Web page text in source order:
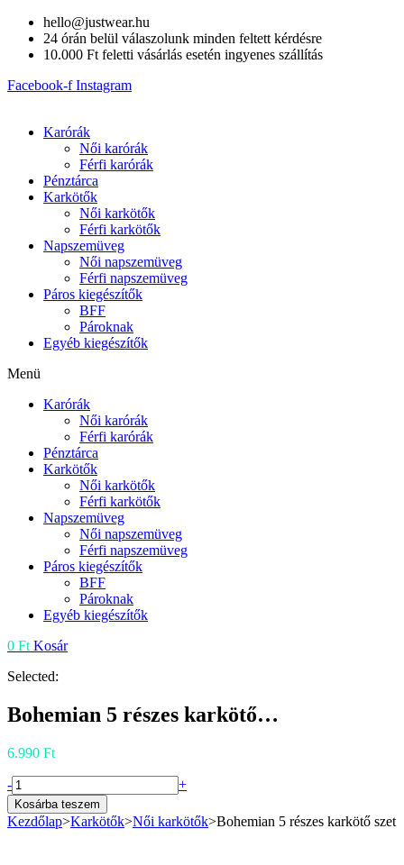
Skip
content
hello@justwear.hu
24 órán belül válaszolunk minden feltett kérdésre
10.000 Ft feletti vásárlás esetén ingyenes szállítás
Facebook-f Instagram
Karórák
Női karórák
Férfi karórák
Pénztárca
Karkötők
Női karkötők
Férfi karkötők
Napszemüveg
Női napszemüveg
Férfi napszemüveg
Páros kiegészítők
BFF
Pároknak
Egyéb kiegészítők
Menü
Karórák
Női karórák
Férfi karórák
Pénztárca
Karkötők
Női karkötők
Férfi karkötők
Napszemüveg
Női napszemüveg
Férfi napszemüveg
Páros kiegészítők
BFF
Pároknak
Egyéb kiegészítők
0 Ft Kosár
Selected:
Bohemian 5 részes karkötő…
6.990 Ft
Bohemian
5
részes
karkötő
- +
Kosárba teszem
Kezdőlap>Karkötők>Női karkötők>Bohemian 5 részes karkötő szet